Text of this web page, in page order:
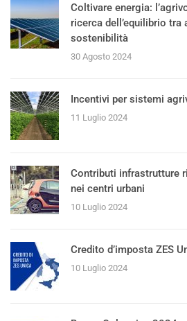
Coltivare energia:
ricerca dell’equilibrio tra
sostenibilità
30 Agosto 2024
Incentivi per sistemi
11 Luglio 2024
Contributi infrastrutture
nei centri urbani
10 Luglio 2024
Credito d’imposta ZES
10 Luglio 2024